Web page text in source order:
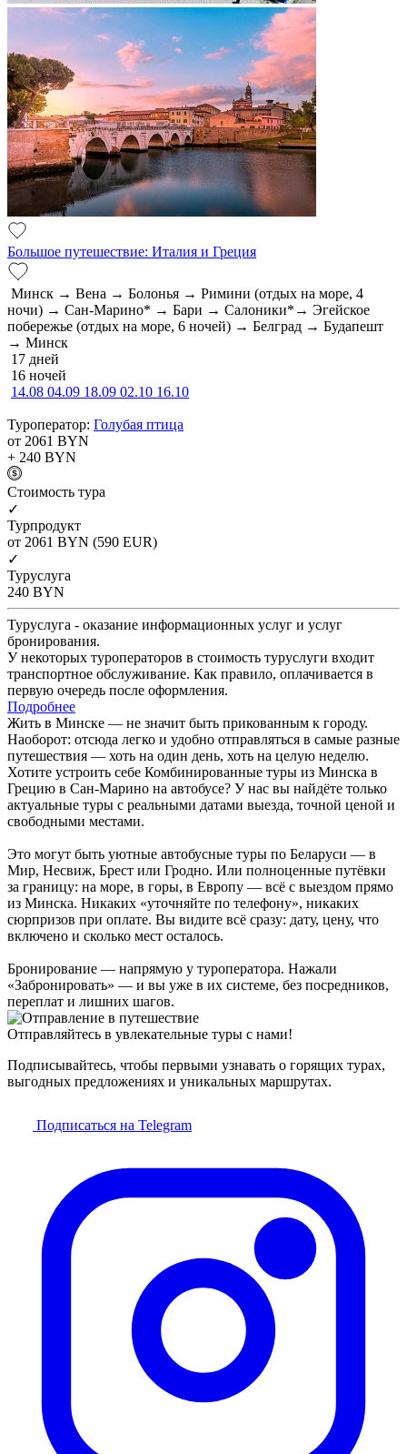
Большое путешествие: Италия и Греция
Минск → Вена → Болонья → Римини (отдых на море, 4
ночи) → Сан-Марино* → Бари → Салоники*→ Эгейское
побережье (отдых на море, 6 ночей) → Белград → Будапешт
→ Минск
17 дней
16 ночей
14.08 04.09 18.09 02.10 16.10
Туроператор: Голубая птица
от 2061 BYN
+ 240 BYN
Cтоимость тура
✓
Турпродукт
от 2061 BYN (590 EUR)
✓
Туруслуга
240 BYN
Туруслуга - оказание информационных услуг и услуг
бронирования.
У некоторых туроператоров в стоимость туруслуги входит
транспортное обслуживание. Как правило, оплачивается в
первую очередь после оформления.
Подробнее
Жить в Минске — не значит быть прикованным к городу.
Наоборот: отсюда легко и удобно отправляться в самые разные
путешествия — хоть на один день, хоть на целую неделю.
Хотите устроить себе Комбинированные туры из Минска в
Грецию в Сан-Марино на автобусе? У нас вы найдёте только
актуальные туры с реальными датами выезда, точной ценой и
свободными местами.
Это могут быть уютные автобусные туры по Беларуси — в
Мир, Несвиж, Брест или Гродно. Или полноценные путёвки
за границу: на море, в горы, в Европу — всё с выездом прямо
из Минска. Никаких «уточняйте по телефону», никаких
сюрпризов при оплате. Вы видите всё сразу: дату, цену, что
включено и сколько мест осталось.
Бронирование — напрямую у туроператора. Нажали
«Забронировать» — и вы уже в их системе, без посредников,
переплат и лишних шагов.
Отправляйтесь в увлекательные туры с нами!
Подписывайтесь, чтобы первыми узнавать о горящих турах,
выгодных предложениях и уникальных маршрутах.
Подписаться на Telegram